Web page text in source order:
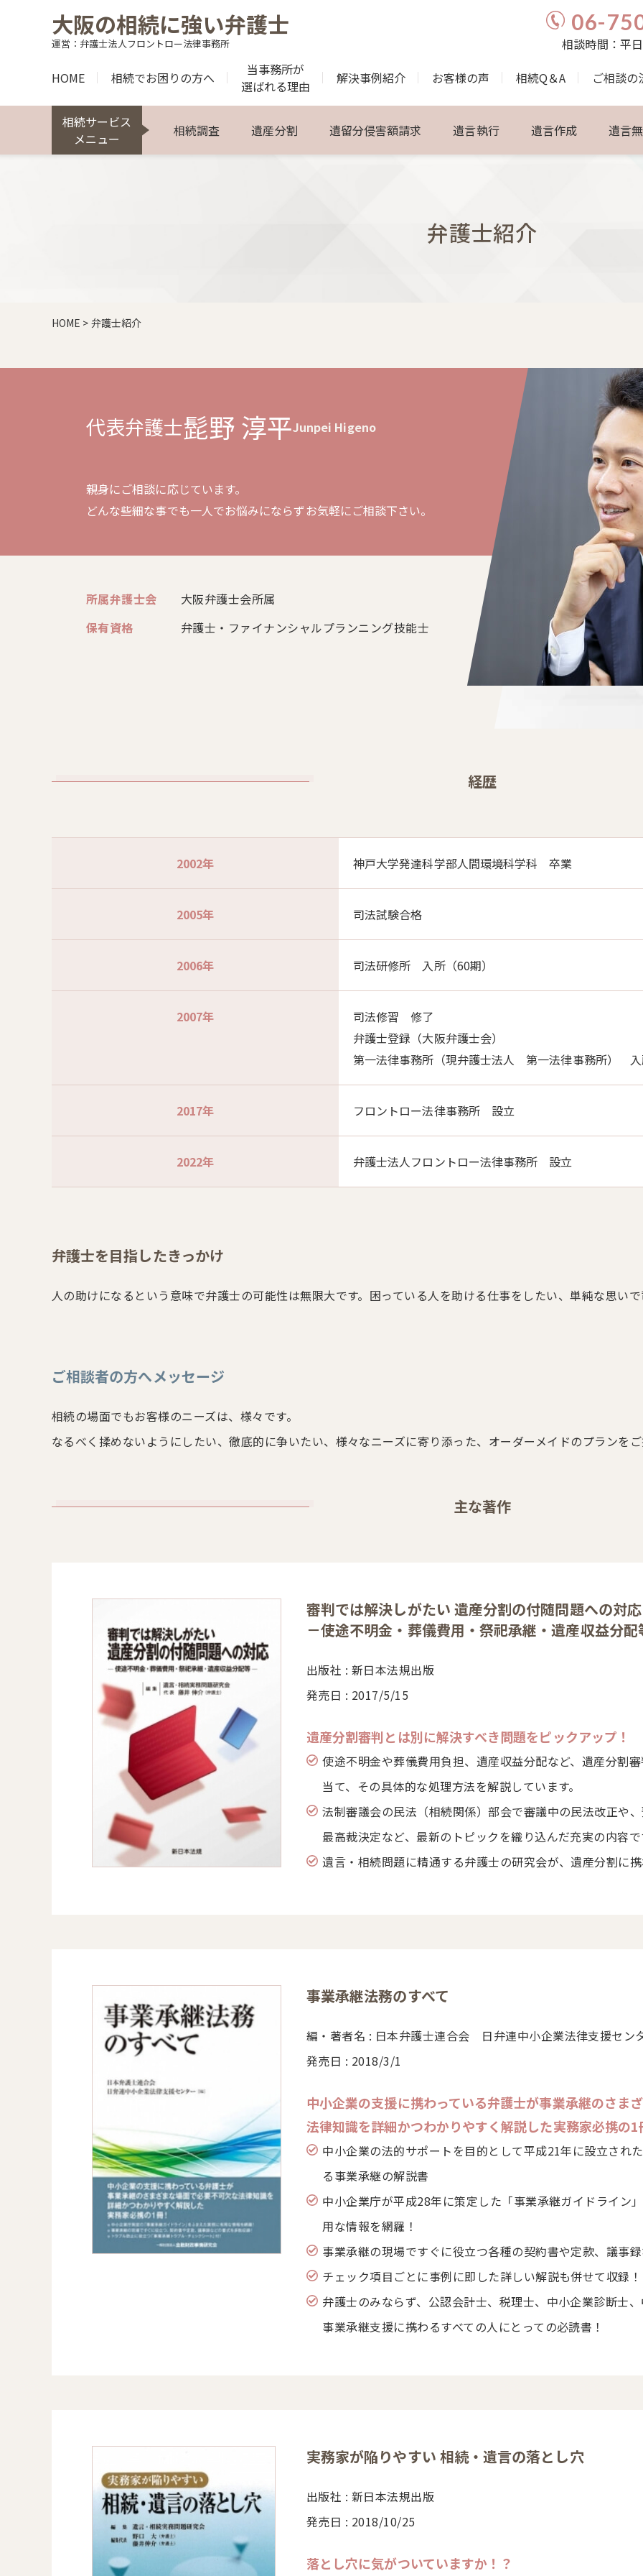
大阪の相続に強い弁護士
運営：弁護士法人フロントロー法律事務所
06-
相談時間：平
HOME
相続でお困りの方へ
当事務所が
選ばれる理由
解決事例紹介 お客様の声 相続Q＆A ご相談の
相続サービス
メニュー
相続調査 遺産分割 遺留分侵害額請求 遺言執行 遺言作成 遺言
弁護士紹介
HOME > 弁護士紹介
代表弁護士髭野 淳平Junpei Higeno
親身にご相談に応じています。
どんな些細な事でも一人でお悩みにならずお気軽にご相談下さい。
所属弁護士会
大阪弁護士会所属
保有資格
弁護士・ファイナンシャルプランニング技能士
経歴
2002年 神戸大学発達科学部人間環境科学科 卒業
2005年 司法試験合格
2006年 司法研修所 入所（60期）
2007年
司法修習 修了
弁護士登録（大阪弁護士会）
第一法律事務所（現弁護士法人 第一法律事務所）
2017年 フロントロー法律事務所 設立
2022年 弁護士法人フロントロー法律事務所 設立
弁護士を目指したきっかけ
人の助けになるという意味で弁護士の可能性は無限大です。困っている人を助ける仕事をしたい、単純な思い
ご相談者の方へメッセージ
相続の場面でもお客様のニーズは、様々です。
なるべく揉めないようにしたい、徹底的に争いたい、様々なニーズに寄り添った、オーダーメイドのプランを
主な著作
審判では解決しがたい 遺産分割の付随問題への対応
－使途不明金・葬儀費用・祭祀承継・遺産収益分配
出版社 : 新日本法規出版
発売日 : 2017/5/15
遺産分割審判とは別に解決すべき問題をピックアップ！
使途不明金や葬儀費用負担、遺産収益分配など、遺産分割
当て、その具体的な処理方法を解説しています。
法制審議会の民法（相続関係）部会で審議中の民法改正や
最高裁決定など、最新のトピックを織り込んだ充実の内容
遺言・相続問題に精通する弁護士の研究会が、遺産分割に
事業承継法務のすべて
編・著者名 : 日本弁護士連合会 日弁連中小企業法律支援セン
発売日 : 2018/3/1
中小企業の支援に携わっている弁護士が事業承継のさま
法律知識を詳細かつわかりやすく解説した実務家必携の1
中小企業の法的サポートを目的として平成21年に設立され
る事業承継の解説書
中小企業庁が平成28年に策定した「事業承継ガイドライン
用な情報を網羅！
事業承継の現場ですぐに役立つ各種の契約書や定款、議事
チェック項目ごとに事例に即した詳しい解説も併せて収録！
弁護士のみならず、公認会計士、税理士、中小企業診断士
事業承継支援に携わるすべての人にとっての必読書！
実務家が陥りやすい 相続・遺言の落とし穴
出版社 : 新日本法規出版
発売日 : 2018/10/25
落とし穴に気がついていますか！？